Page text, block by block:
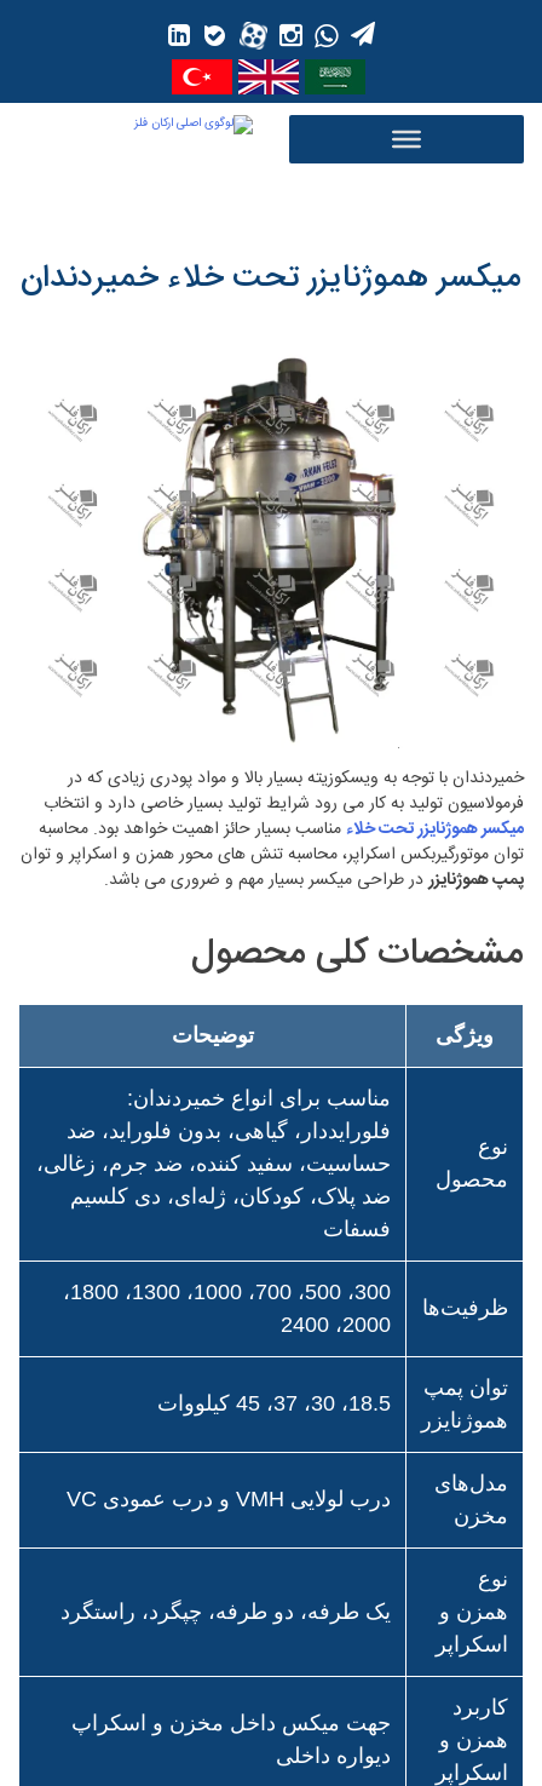
میکسر هموژنایزر تحت خلاء خمیردندان
خمیردندان با توجه به ویسکوزیته بسیار بالا و مواد پودری زیادی که در
فرمولاسیون تولید به کار می رود شرایط تولید بسیار خاصی دارد و انتخاب
میکسر هموژنایزر تحت خلاء مناسب بسیار حائز اهمیت خواهد بود. محاسبه
توان موتورگیربکس اسکراپر، محاسبه تنش های محور همزن و اسکراپر و توان
پمپ هموژنایزردر طراحی میکسر بسیار مهم و ضروری می باشد.
مشخصات کلی محصول
ویژگی توضیحات
نوع
محصول
مناسب برای انواع خمیردندان:
فلورایددار، گیاهی، بدون فلوراید، ضد
حساسیت، سفید کننده، ضد جرم، زغالی،
ضد پلاک، کودکان، ژله‌ای، دی کلسیم
فسفات
ظرفیت‌ها
300، 500، 700، 1000، 1300، 1800،
2000، 2400
توان پمپ
هموژنایزر
18.5، 30، 37، 45 کیلووات
مدل‌های
مخزن
درب لولایی VMH و درب عمودی VC
نوع
همزن و
اسکراپر
یک طرفه، دو طرفه، چپگرد، راستگرد
کاربرد
همزن و
اسکراپر
جهت میکس داخل مخزن و اسکراپ
دیواره داخلی